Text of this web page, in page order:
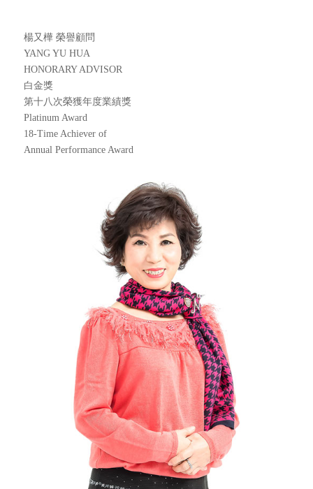
楊又樺 榮譽顧問
YANG YU HUA
HONORARY ADVISOR
白金獎
第十八次榮獲年度業績獎
Platinum Award
18-Time Achiever of
Annual Performance Award